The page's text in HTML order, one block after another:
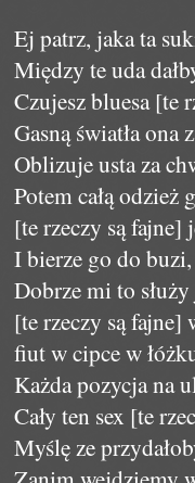
Ej patrz, jaka ta
Między te uda
Czujesz bluesa [te
Gasną światła ona
Oblizuje usta za
Potem całą
[te rzeczy są
I bierze go do
Dobrze mi to
[te rzeczy są
fiut w cipce w
Każda pozycja na
Cały ten sex [te
Myślę ze